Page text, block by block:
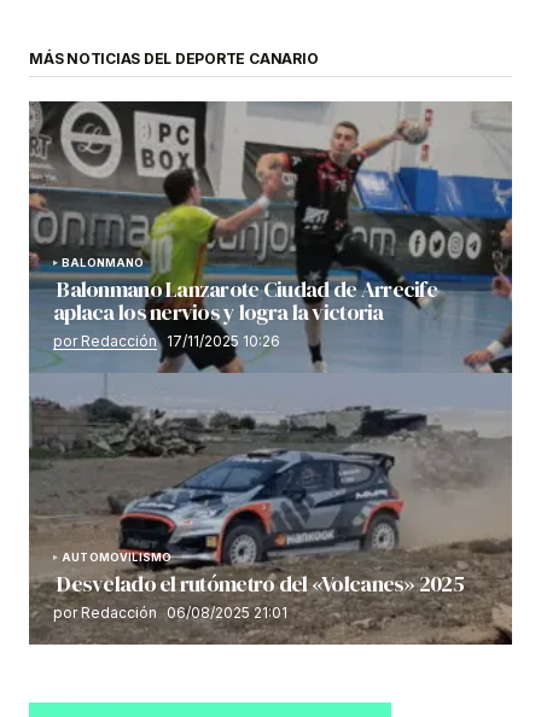
MÁS NOTICIAS DEL DEPORTE CANARIO
BALONMANO
Balonmano Lanzarote Ciudad de Arrecife
aplaca los nervios y logra la victoria
por Redacción 17/11/2025 10:26
AUTOMOVILISMO
Desvelado el rutómetro del «Volcanes» 2025
por Redacción 06/08/2025 21:01